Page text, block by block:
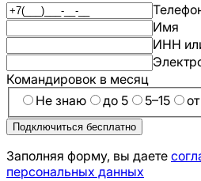
Имя
ИНН
Командировок в месяц
Не знаю
до 5 5–15
Подключиться бесплатно
Заполняя форму, вы даете
персональных данных